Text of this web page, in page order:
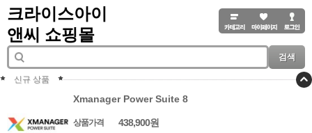
크라이스아이
앤씨 쇼핑몰
검색
신규 상품
Xmanager Power Suite 8
상품가격 438,900원